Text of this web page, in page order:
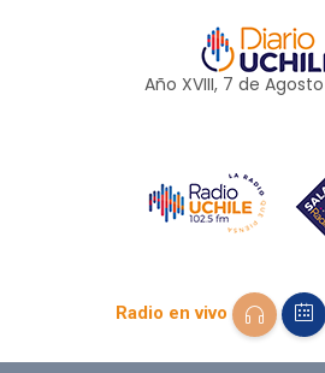
Año XVIII, 7 de Agosto
Radio en vivo